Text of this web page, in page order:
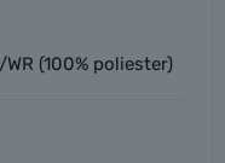
(100% poliester)